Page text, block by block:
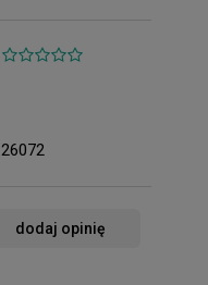
26072
dodaj opinię